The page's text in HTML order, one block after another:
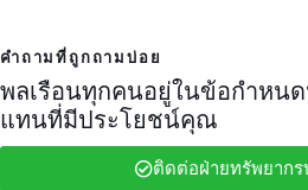
คำถามที่ถูกถามบ่อย
พลเรือนทุกคนอยู่ในข้อกำหน
แทนที่มีประโยชน์คุณ
ติดต่อฝ่ายทรัพยาก